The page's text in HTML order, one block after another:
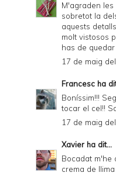
M'agraden
sobretot la
aquests
molt vistosos
has de quedar
17 de maig
Francesc ha
Boníssim!!!
tocar el cel!!
17 de maig
Xavier ha dit...
Bocadat m'he
crema de